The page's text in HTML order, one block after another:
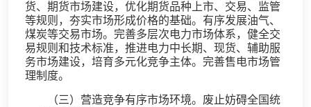
货、期货市场建设，优化期货品种上市、交易、监管
等规则，夯实市场形成价格的基础。有序发展油气、
煤炭等交易市场。完善多层次电力市场体系，健全交
易规则和技术标准，推进电力中长期、现货、辅助服
务市场建设，培育多元化竞争主体。完善售电市场管
理制度。
（三）营造竞争有序市场环境。废止妨碍全国统